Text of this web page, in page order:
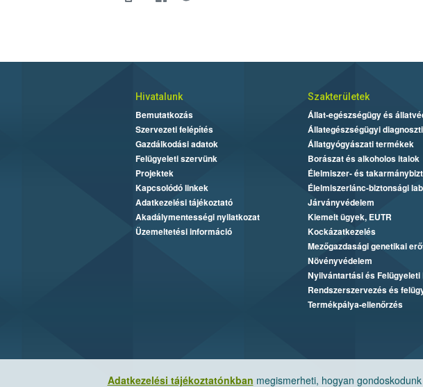
Adatkezelési tájékoztatónkban megismerheti, hogyan
Hivatalunk
Bemutatkozás
Szervezeti felépítés
Gazdálkodási adatok
Felügyeleti szervünk
Projektek
Kapcsolódó linkek
Adatkezelési tájékoztató
Akadálymentességi nyilatkozat
Üzemeltetési információ
Szakterületek
Állat-egészségügy és
Állategészségügyi
Állatgyógyászati termékek
Borászat és alkoholos italok
Élelmiszer- és
Élelmiszerlánc-biztonsági
Járványvédelem
Kiemelt ügyek, EUTR
Kockázatkezelés
Mezőgazdasági genetikai
Növényvédelem
Nyilvántartási és Felügyeleti
Rendszerszervezés és
Termékpálya-ellenőrzés